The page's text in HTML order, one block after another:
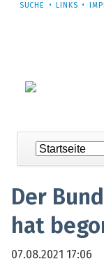
NAVIGATION
SUCHE LINKS
Navigation
überspringen
Der
hat
07.08.2021 17:06